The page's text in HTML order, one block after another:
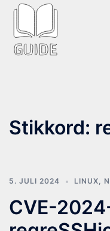
Hopp
innhold
Stikkord:
5. JULI 2024 LINUX
CVE-